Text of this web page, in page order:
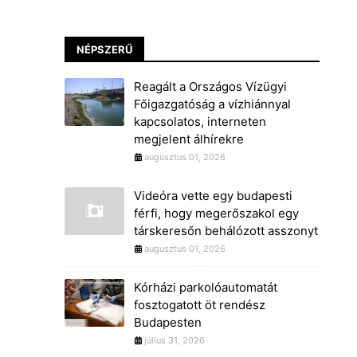
NÉPSZERŰ
Reagált a Országos Vízügyi
Főigazgatóság a vízhiánnyal
kapcsolatos, interneten
megjelent álhírekre
augusztus 01, 2026
Videóra vette egy budapesti
férfi, hogy megerőszakol egy
társkeresőn behálózott asszonyt
augusztus 01, 2026
Kórházi parkolóautomatát
fosztogatott öt rendész
Budapesten
július 31, 2026